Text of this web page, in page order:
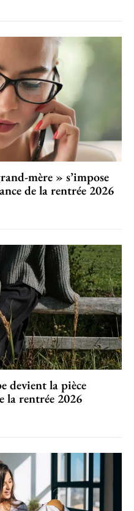
mère » s’impose
de la rentrée 2026
devient la pièce
la rentrée 2026